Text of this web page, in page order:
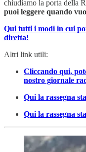
chiudiamo la porta della
puoi leggere quando
Qui tutti i modi in cui
diretta!
Altri link utili:
Cliccando qui,
nostro giornale
Qui la rassegna
Qui la rassegna